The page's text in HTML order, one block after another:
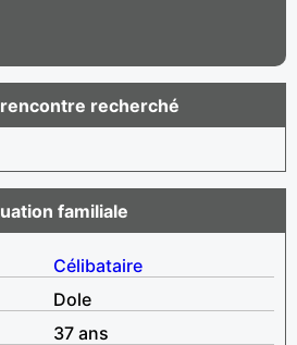
recherché
familiale
Célibataire
Dole
37 ans